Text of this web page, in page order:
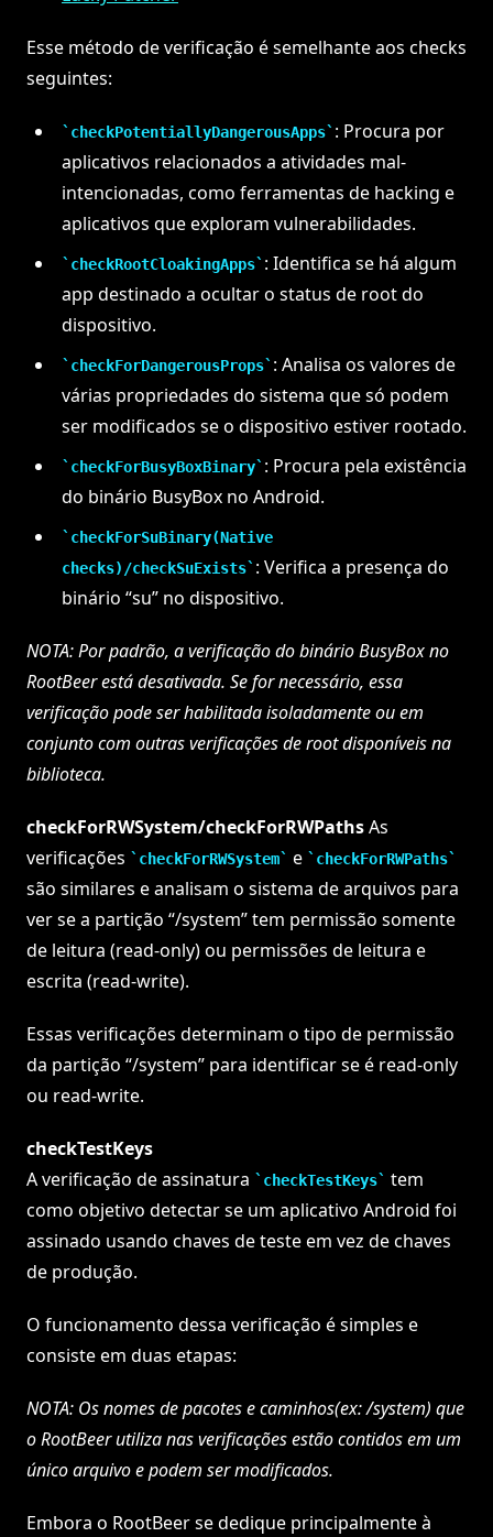
Esse método de verificação é semelhante aos checks
seguintes:
checkPotentiallyDangerousApps : Procura por
aplicativos relacionados a atividades mal-
intencionadas, como ferramentas de hacking e
aplicativos que exploram vulnerabilidades.
checkRootCloakingApps : Identifica se há algum
app destinado a ocultar o status de root do
dispositivo.
checkForDangerousProps : Analisa os valores de
várias propriedades do sistema que só podem
ser modificados se o dispositivo estiver rootado.
checkForBusyBoxBinary : Procura pela existência
do binário BusyBox no Android.
checkForSuBinary(Native
checks)/checkSuExists : Verifica a presença do
binário “su” no dispositivo.
NOTA: Por padrão, a verificação do binário BusyBox no
RootBeer está desativada. Se for necessário, essa
verificação pode ser habilitada isoladamente ou em
conjunto com outras verificações de root disponíveis na
biblioteca.
checkForRWSystem/checkForRWPathsAs
verificações
checkForRWSystem e checkForRWPaths
são similares e analisam o sistema de arquivos para
ver se a partição “/system” tem permissão somente
de leitura (read-only) ou permissões de leitura e
escrita (read-write).
Essas verificações determinam o tipo de permissão
da partição “/system” para identificar se é read-only
ou read-write.
checkTestKeys
A verificação de assinatura
checkTestKeys
tem
como objetivo detectar se um aplicativo Android foi
assinado usando chaves de teste em vez de chaves
de produção.
O funcionamento dessa verificação é simples e
consiste em duas etapas:
NOTA: Os nomes de pacotes e caminhos(ex: /system) que
o RootBeer utiliza nas verificações estão contidos em um
único arquivo e podem ser modificados.
Embora o RootBeer se dedique principalmente à